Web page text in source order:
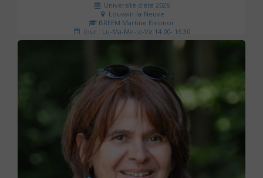
Université d'été 2026
Louvain-la-Neuve
BREEM Martine Eleonor
Jour : Lu-Ma-Me-Je-Ve 14:00- 16:30
Nombre de séances : 3